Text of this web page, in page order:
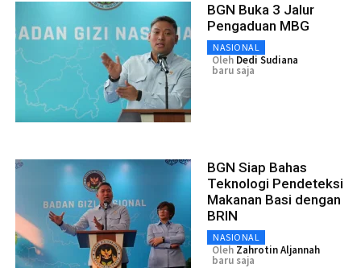
BGN Buka 3 Jalur
Pengaduan MBG
NASIONAL
Oleh Dedi Sudiana
baru saja
BGN Siap Bahas
Teknologi Pendeteksi
Makanan Basi dengan
BRIN
NASIONAL
Oleh Zahrotin Aljannah
baru saja